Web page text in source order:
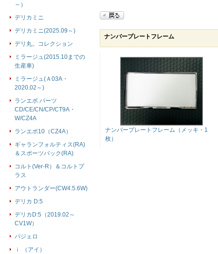
ナンバープレートフレーム
ナンバープレートフレーム（メッキ・1
枚）
～）
デリカミニ
デリカミニ(2025.09～)
デリ丸。コレクション
ミラージュ(2015.10までの
生産車)
ミラージュ(Ａ03A・
2020.02～)
ランエボ パーツ
CD/CE/CN/CP/CT9A・
W/CZ4A
ランエボ10（CZ4A）
ギャランフォルティス(RA)
＆スポーツバック(RA)
コルト(Ver-R）＆コルトプ
ラス
アウトランダー(CW4.5.6W)
デリカ D:5
デリカD:5（2019.02～
CV1W）
パジェロ
ｉ （アイ）